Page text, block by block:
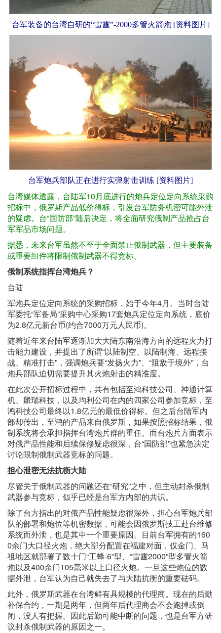
台军装备的台湾自研的“雷霆”-2000多管火箭炮 [资料图片]
台军炮兵部队正在进行实弹射击训练 [资料图片]
台湾媒体透露，台陆军10月底进行的炮兵定位定向系统采购
招标中，俄罗斯产品低价得标，引发台军防务机密可能外泄
的疑虑。台“国防部”随后决定，将全面研究俄制产品抢占台
军军品市场问题。
据悉，未来台军虽然不至于全面禁止俄制武器，但主要装备
或重要组件将限制俄制武器不得竞标。
俄制系统指挥台湾炮兵？
台陆
军炮兵定位定向系统的采购招标，始于今年4月。当时台陆
军委托“军备局”采购中心采购17套炮兵定位定向系统，底价
为2.8亿元新台币(约合7000万元人民币)。
随着近年来台陆军逐渐加大大陆东南沿海方向的远程火力打
击能力建设，并提出了所谓“以陆制空、以陆制海、远程接
战、精准打击”，强调炮兵要“发扬火力”、“阻敌于境外”，台
炮兵部队迫切需要提升其火炮射击的精准度。
在此次公开招标过程中，共有包括至鸿科技公司、神通计算
机、麟瑞科技，以及均利公司在内的四家公司参加竞标，至
鸿科技公司最终以1.8亿元的最低价得标。但之后台陆军内
部却传出，至鸿的产品来自俄罗斯，如果按照招标结果，俄
制系统将会承担指挥台湾炮兵群的重任。而台炮兵方面表示
对俄产品性能和后续保修疑虑很深，台“国防部”也紧急决定
讨论限制俄制武器竞标的问题。
担心泄密无法抗衡大陆
尽管关于俄制武器的问题还在“研究”之中，但主动封杀俄制
武器参与竞标，似乎已经是台军方内部的共识。
除了台方指出的对俄产品性能疑虑很深外，担心台军炮兵部
队的部署和炮位等机密数据，可能会因俄罗斯技工赴台维修
系统而外泄，也是其中一个重要原因。目前台军拥有的160
0余门大口径火炮，绝大部分配置在福建对面，仅金门、马
祖地区就部署了数十门“工蜂-6”型、“雷霆2000”型多管火箭
炮以及400余门105毫米以上口径火炮。一旦这些炮位的数
据外泄，台军认为自己就失去了与大陆抗衡的重要砝码。
此外，俄罗斯武器在台湾鲜有具规模的代理商。现在的后勤
补保合约，一期是两年，但两年后代理商会不会跑掉或倒
闭，没人有把握。因此后勤可能中断的问题，也是台军方研
议封杀俄制武器的原因之一。